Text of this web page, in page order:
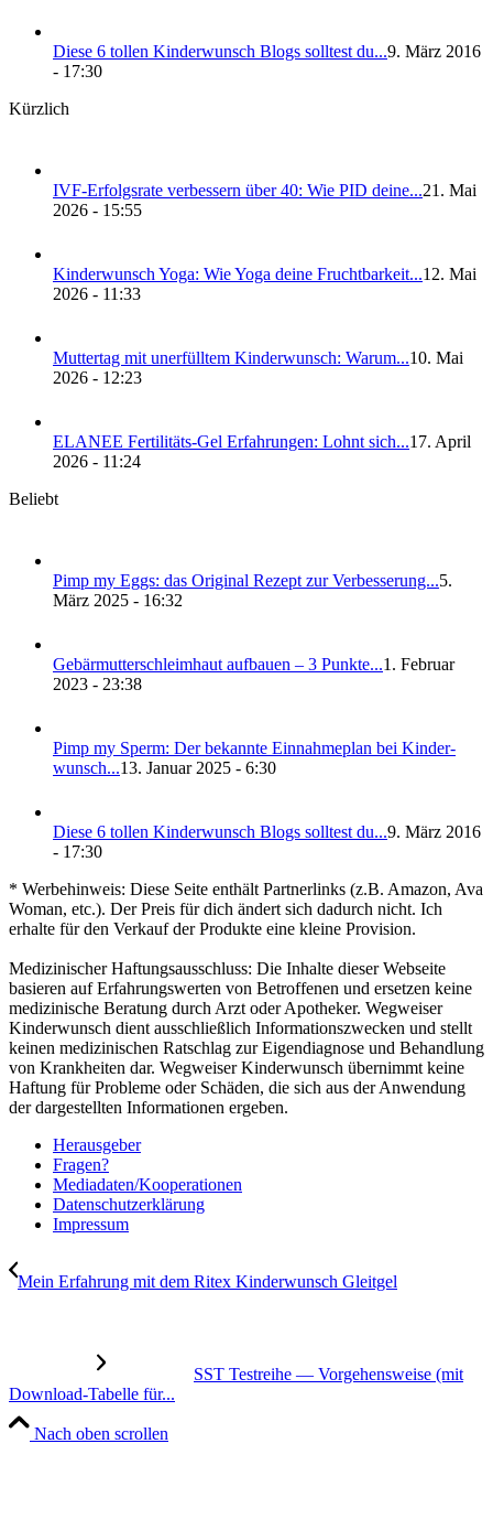
Die­se 6 tol­len Kin­der­wunsch Blogs soll­test du...9. März 2016
- 17:30
Kürzlich
IVF-Erfolgs­ra­te ver­bes­sern über 40: Wie PID dei­ne...21. Mai
2026 - 15:55
Kin­der­wunsch Yoga: Wie Yoga dei­ne Frucht­bar­keit...12. Mai
2026 - 11:33
Mut­ter­tag mit uner­füll­tem Kin­der­wunsch: War­um...10. Mai
2026 - 12:23
ELANEE Fer­ti­li­täts-Gel Erfah­run­gen: Lohnt sich...17. April
2026 - 11:24
Beliebt
Pimp my Eggs: das Ori­gi­nal Rezept zur Ver­bes­se­rung...5.
März 2025 - 16:32
Gebär­mut­ter­schleim­haut auf­bau­en – 3 Punk­te...1. Februar
2023 - 23:38
Pimp my Sperm: Der bekann­te Ein­nah­me­plan bei Kin­der­
wunsch...13. Januar 2025 - 6:30
Die­se 6 tol­len Kin­der­wunsch Blogs soll­test du...9. März 2016
- 17:30
* Werbehinweis: Diese Seite enthält Partnerlinks (z.B. Amazon, Ava
Woman, etc.). Der Preis für dich ändert sich dadurch nicht. Ich
erhalte für den Verkauf der Produkte eine kleine Provision.
Medizinischer Haftungsausschluss: Die Inhalte dieser Webseite
basieren auf Erfahrungswerten von Betroffenen und ersetzen keine
medizinische Beratung durch Arzt oder Apotheker. Wegweiser
Kinderwunsch dient ausschließlich Informationszwecken und stellt
keinen medizinischen Ratschlag zur Eigendiagnose und Behandlung
von Krankheiten dar. Wegweiser Kinderwunsch übernimmt keine
Haftung für Probleme oder Schäden, die sich aus der Anwendung
der dargestellten Informationen ergeben.
Her­aus­ge­ber
Fra­gen?
Mediadaten/Kooperationen
Daten­schutz­er­klä­rung
Impres­sum
Mein Erfah­rung mit dem Ritex Kin­der­wunsch Gleit­gel
SST Test­rei­he — Vor­ge­hens­wei­se (mit
Down­load-Tabel­le für...
Nach oben scrollen